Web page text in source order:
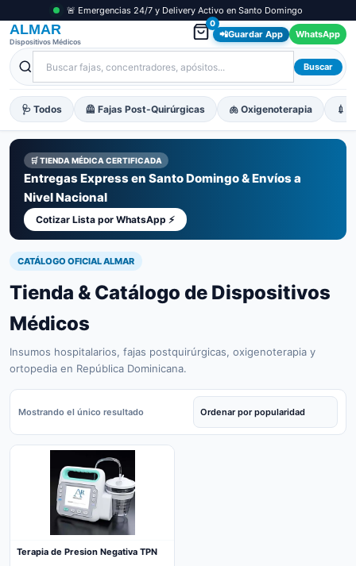
🚨 Emergencias 24/7 y Delivery Activo en Santo Domingo
ALMAR
Dispositivos Médicos
0
📲Guardar App WhatsApp
Buscar
🩺 Todos 🦺 Fajas Post-Quirúrgicas 🫁 Oxigenoterapia 💉
🛒 TIENDA MÉDICA CERTIFICADA
Entregas Express en Santo Domingo & Envíos a
Nivel Nacional
Cotizar Lista por WhatsApp ⚡
CATÁLOGO OFICIAL ALMAR
Tienda & Catálogo de Dispositivos
Médicos
Insumos hospitalarios, fajas postquirúrgicas, oxigenoterapia y
ortopedia en República Dominicana.
Mostrando el único resultado
Terapia de Presion Negativa TPN